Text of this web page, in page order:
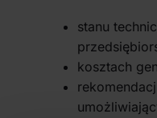
stanu
kosztach